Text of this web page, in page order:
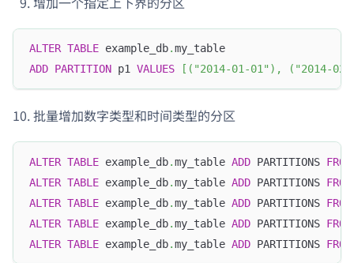
ALTER TABLE example_db.my_table
ADD PARTITION p1 VALUES [ ( "2014-01-01" ) , ( "2014-
批量增加数字类型和时间类型的分区
ALTER TABLE example_db.my_table ADD PARTITIONS FROM
ALTER TABLE example_db.my_table ADD PARTITIONS FROM
ALTER TABLE example_db.my_table ADD PARTITIONS FROM
ALTER TABLE example_db.my_table ADD PARTITIONS FROM
ALTER TABLE example_db.my_table ADD PARTITIONS FROM